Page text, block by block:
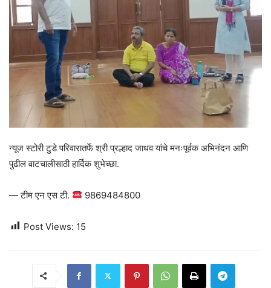
न्यूज स्टोरी टुडे परिवारातर्फे श्री प्रल्हाद जाधव यांचे मनःपूर्वक अभिनंदन आणि
पुढील वाटचालीसाठी हार्दिक शुभेच्छा.
— टीम एन एस टी. 9869484800
Post Views: 15